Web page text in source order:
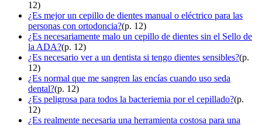
12)
¿Es mejor un cepillo de dientes manual o eléctrico para las
personas con ortodoncia?(p. 12)
¿Es necesariamente malo un cepillo de dientes sin el Sello de
la ADA?(p. 12)
¿Es necesario ver a un dentista si tengo dientes sensibles?(p.
12)
¿Es normal que me sangren las encías cuando uso seda
dental?(p. 12)
¿Es peligrosa para todos la bacteriemia por el cepillado?(p.
12)
¿Es realmente necesaria una herramienta costosa para una